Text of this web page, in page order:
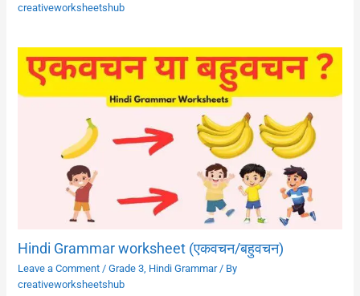
creativeworksheetshub
Hindi Grammar worksheet (एकवचन/बहुवचन)
Leave a Comment /Grade 3, Hindi Grammar/ By
creativeworksheetshub